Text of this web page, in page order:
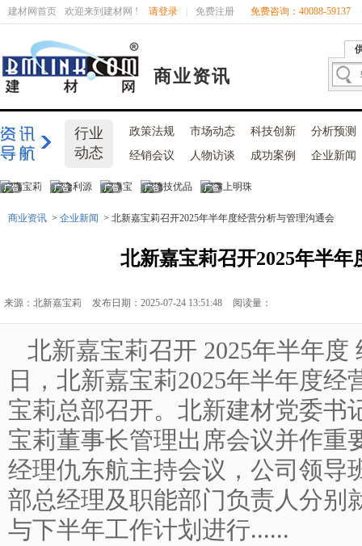
建材网首页 欢迎来到建材网 ! 请登录 免费注册 免费咨询：40088-59137
商业资讯
行业
动态
政策法规 市场动态 科技创新
分析预测
经销会议
人物访谈 成功案例 企业新闻
商业资讯 > 企业新闻 > 北新嘉宝莉召开2025年半年度经营分析与管理沟通会
北新嘉宝莉召开2025年半
来源：北新嘉宝莉 发布日期：2025-07-24 13:51:48 阅读量：
北新嘉宝莉召开 2025年半年度
日，北新嘉宝莉2025年半年度
宝莉总部召开。北新建材党委书
宝莉董事长管理出席会议并作重
经理仇东航主持会议，公司领导
部总经理及职能部门负责人分别
与下半年工作计划进行......